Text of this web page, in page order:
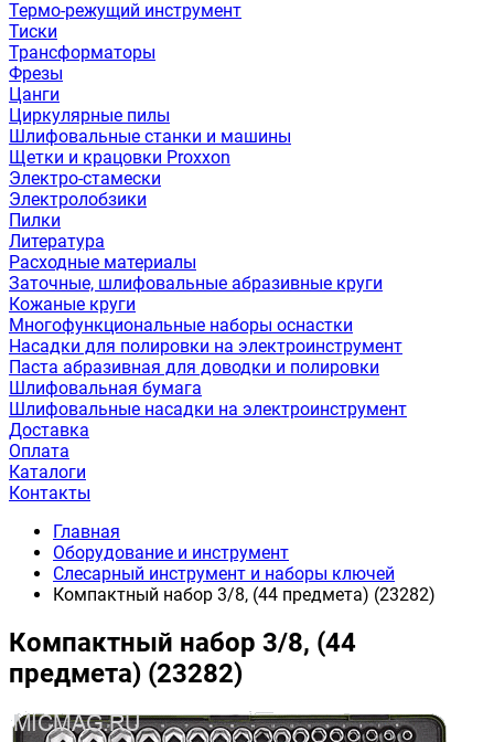
Термо-режущий инструмент
Тиски
Трансформаторы
Фрезы
Цанги
Циркулярные пилы
Шлифовальные станки и машины
Щетки и крацовки Proxxon
Электро-стамески
Электролобзики
Пилки
Литература
Расходные материалы
Заточные, шлифовальные абразивные круги
Кожаные круги
Многофункциональные наборы оснастки
Насадки для полировки на электроинструмент
Паста абразивная для доводки и полировки
Шлифовальная бумага
Шлифовальные насадки на электроинструмент
Доставка
Оплата
Каталоги
Контакты
Главная
Оборудование и инструмент
Слесарный инструмент и наборы ключей
Компактный набор 3/8, (44 предмета) (23282)
Компактный набор 3/8, (44
предмета) (23282)